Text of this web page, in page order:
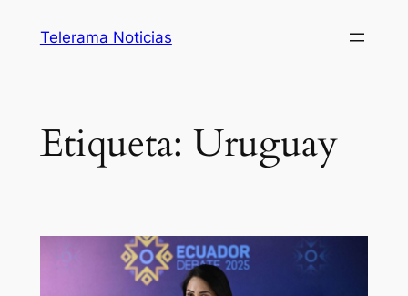
Telerama Noticias
Etiqueta: Uruguay